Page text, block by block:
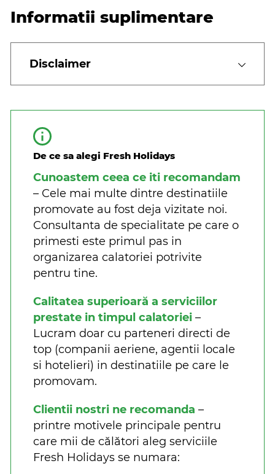
Informatii suplimentare
Disclaimer
De ce sa alegi Fresh Holidays
Cunoastem ceea ce iti recomandam
– Cele mai multe dintre destinatiile
promovate au fost deja vizitate noi.
Consultanta de specialitate pe care o
primesti este primul pas in
organizarea calatoriei potrivite
pentru tine.
Calitatea superioară a serviciilor
prestate in timpul calatoriei –
Lucram doar cu parteneri directi de
top (companii aeriene, agentii locale
si hotelieri) in destinatiile pe care le
promovam.
Clientii nostri ne recomanda –
printre motivele principale pentru
care mii de călători aleg serviciile
Fresh Holidays se numara: